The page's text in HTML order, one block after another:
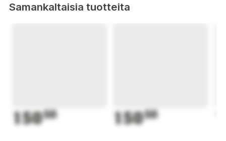
Samankaltaisia tuotteita
15050 15050